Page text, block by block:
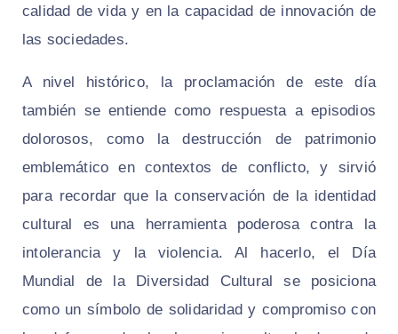
calidad de vida y en la capacidad de innovación de
las sociedades.
A nivel histórico, la proclamación de este día
también se entiende como respuesta a episodios
dolorosos, como la destrucción de patrimonio
emblemático en contextos de conflicto, y sirvió
para recordar que la conservación de la identidad
cultural es una herramienta poderosa contra la
intolerancia y la violencia. Al hacerlo, el Día
Mundial de la Diversidad Cultural se posiciona
como un símbolo de solidaridad y compromiso con